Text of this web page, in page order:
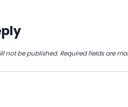
not be published. Required fields are